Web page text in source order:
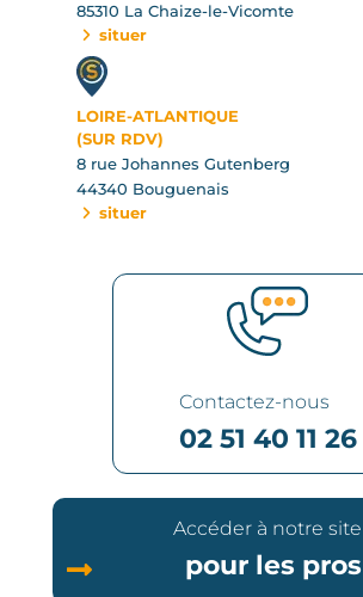
85310 La Chaize-le-Vicomte
situer
LOIRE-ATLANTIQUE
(SUR RDV)
8 rue Johannes Gutenberg
44340 Bouguenais
situer
Contactez-nous
02 51 40 11 26
Accéder à notre site
pour les pros